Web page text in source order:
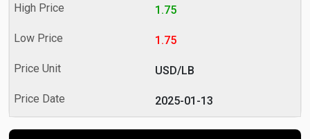
1.75
1.75
USD/LB
2025-01-13